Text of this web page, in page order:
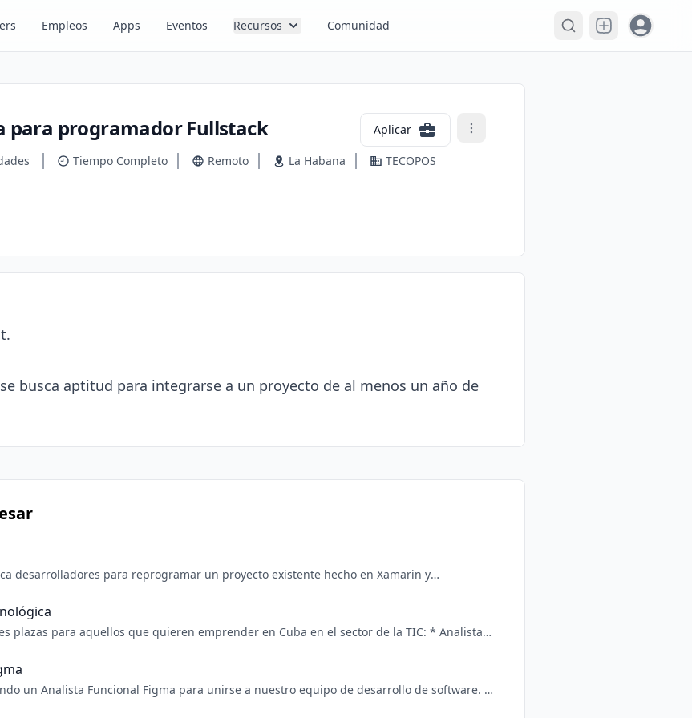
Open user
Empleos Apps Eventos Recursos Comunidad
para programador Fullstack Aplicar
Tiempo Completo Remoto La Habana
TECOPOS
busca aptitud para integrarse a un proyecto de al menos un año de
desarrolladores para reprogramar un proyecto existente hecho en Xamarin y
plazas para aquellos que quieren emprender en Cuba en el sector de la TIC: * Analista
un Analista Funcional Figma para unirse a nuestro equipo de desarrollo de software. Si